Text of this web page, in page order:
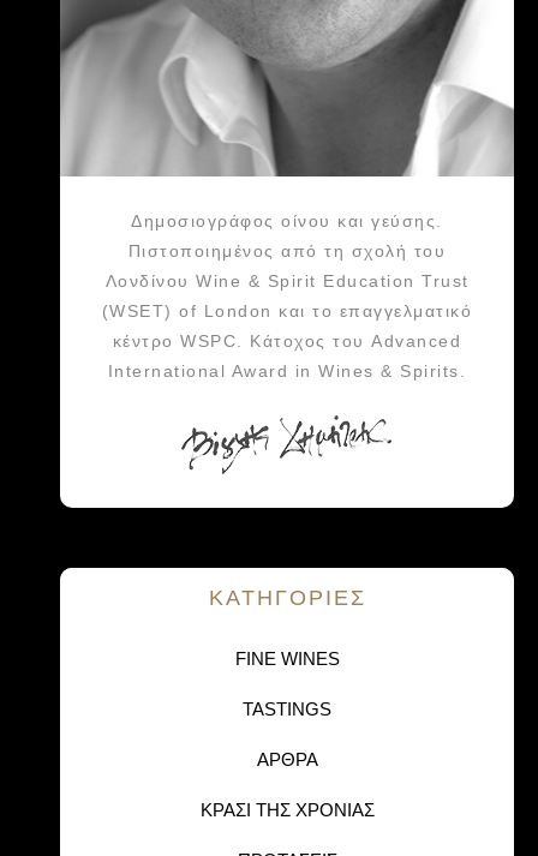
Δημοσιογράφος οίνου και γεύσης.
Πιστοποιημένος από τη σχολή του
Λονδίνου Wine & Spirit Education Trust
(WSET) of London και το επαγγελματικό
κέντρο WSPC. Κάτοχος του Advanced
International Award in Wines & Spirits.
KΑΤΗΓΟΡΙΕΣ
FINE WINES
TASTINGS
ΑΡΘΡΑ
ΚΡΑΣΙ ΤΗΣ ΧΡΟΝΙΑΣ